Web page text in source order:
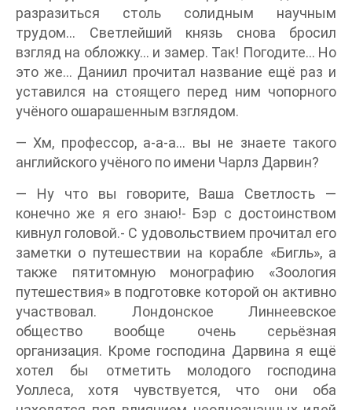
разразиться столь солидным научным
трудом… Светлейший князь снова бросил
взгляд на обложку… и замер. Так! Погодите… Но
это же… Даниил прочитал название ещё раз и
уставился на стоящего перед ним чопорного
учёного ошарашенным взглядом.
— Хм, профессор, а-а-а… вы не знаете такого
английского учёного по имени Чарлз Дарвин?
— Ну что вы говорите, Ваша Светлость —
конечно же я его знаю!- Бэр с достоинством
кивнул головой.- С удовольствием прочитал его
заметки о путешествии на корабле «Бигль», а
также пятитомную монографию «Зоология
путешествия» в подготовке которой он активно
участвовал. Лондонское Линнеевское
общество вообще очень серьёзная
организация. Кроме господина Дарвина я ещё
хотел бы отметить молодого господина
Уоллеса, хотя чувствуется, что они оба